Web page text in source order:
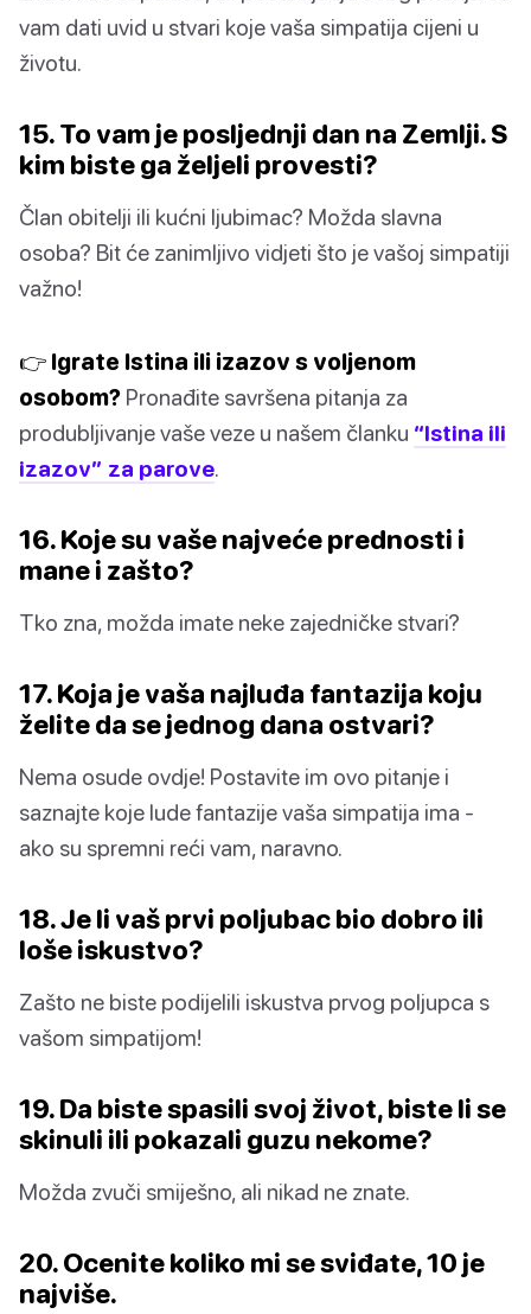
vam dati uvid u stvari koje vaša simpatija cijeni u
životu.
15. To vam je posljednji dan na Zemlji. S
kim biste ga željeli provesti?
Član obitelji ili kućni ljubimac? Možda slavna
osoba? Bit će zanimljivo vidjeti što je vašoj simpatiji
važno!
👉 Igrate Istina ili izazov s voljenom
osobom? Pronađite savršena pitanja za
produbljivanje vaše veze u našem članku “Istina ili
izazov” za parove.
16. Koje su vaše najveće prednosti i
mane i zašto?
Tko zna, možda imate neke zajedničke stvari?
17. Koja je vaša najluđa fantazija koju
želite da se jednog dana ostvari?
Nema osude ovdje! Postavite im ovo pitanje i
saznajte koje lude fantazije vaša simpatija ima -
ako su spremni reći vam, naravno.
18. Je li vaš prvi poljubac bio dobro ili
loše iskustvo?
Zašto ne biste podijelili iskustva prvog poljupca s
vašom simpatijom!
19. Da biste spasili svoj život, biste li se
skinuli ili pokazali guzu nekome?
Možda zvuči smiješno, ali nikad ne znate.
20. Ocenite koliko mi se sviđate, 10 je
najviše.